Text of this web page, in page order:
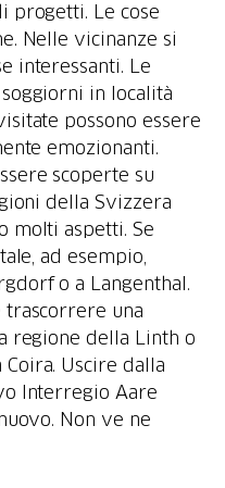
progetti. Le cose
Nelle vicinanze si
interessanti. Le
in località
possono essere
emozionanti.
scoperte su
della Svizzera
molti aspetti. Se
ad esempio,
o a Langenthal.
trascorrere una
regione della Linth o
Uscire dalla
Interregio Aare
Non ve ne